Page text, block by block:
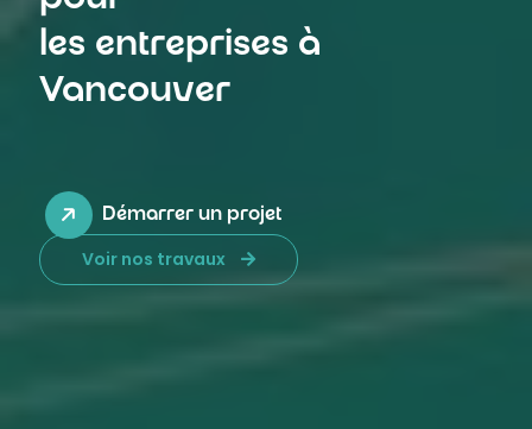
les entreprises à
Vancouver
Démarrer un projet
Voir nos travaux